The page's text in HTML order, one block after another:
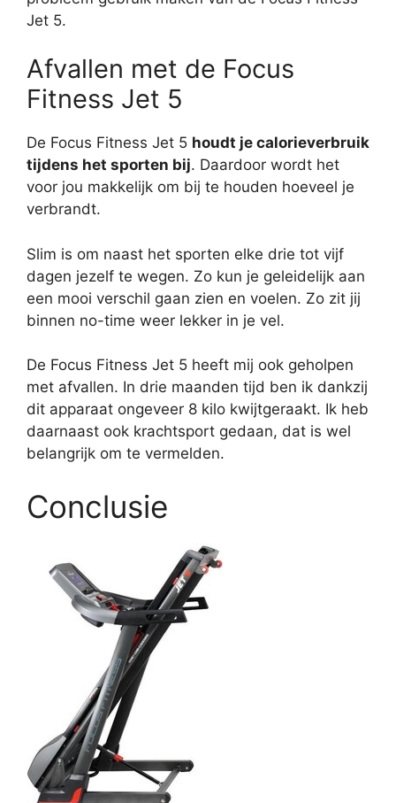
Jet 5.
Afvallen met de Focus
Fitness Jet 5
De Focus Fitness Jet 5 houdt je calorieverbruik
tijdens het sporten bij. Daardoor wordt het
voor jou makkelijk om bij te houden hoeveel je
verbrandt.
Slim is om naast het sporten elke drie tot vijf
dagen jezelf te wegen. Zo kun je geleidelijk aan
een mooi verschil gaan zien en voelen. Zo zit jij
binnen no-time weer lekker in je vel.
De Focus Fitness Jet 5 heeft mij ook geholpen
met afvallen. In drie maanden tijd ben ik dankzij
dit apparaat ongeveer 8 kilo kwijtgeraakt. Ik heb
daarnaast ook krachtsport gedaan, dat is wel
belangrijk om te vermelden.
Conclusie